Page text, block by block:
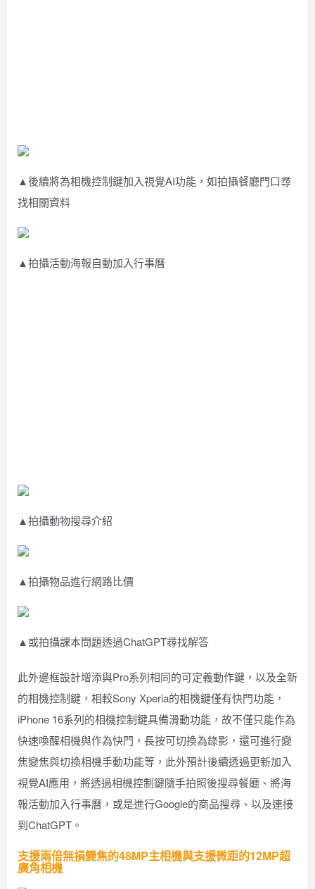
▲後續將為相機控制鍵加入視覺AI功能，如拍攝餐廳門口尋
找相關資料
▲拍攝活動海報自動加入行事曆
▲拍攝動物搜尋介紹
▲拍攝物品進行網路比價
▲或拍攝課本問題透過ChatGPT尋找解答
此外邊框設計增添與Pro系列相同的可定義動作鍵，以及全新
的相機控制鍵，相較Sony Xperia的相機鍵僅有快門功能，
iPhone 16系列的相機控制鍵具備滑動功能，故不僅只能作為
快速喚醒相機與作為快門，長按可切換為錄影，還可進行變
焦變焦與切換相機手動功能等，此外預計後續透過更新加入
視覺AI應用，將透過相機控制鍵隨手拍照後搜尋餐廳、將海
報活動加入行事曆，或是進行Google的商品搜尋、以及連接
到ChatGPT。
支援兩倍無損變焦的48MP主相機與支援微距的12MP超
廣角相機